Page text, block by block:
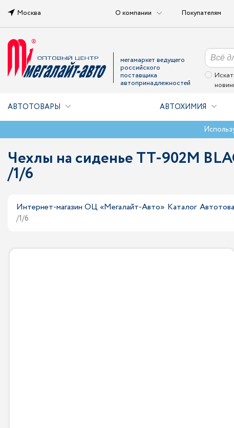
Москва О компании Покупателям
мегамаркет ведущего
российского
поставщика
автопринадлежностей
АВТОТОВАРЫ АВТОХИМИЯ
Чехлы на сиденье TT-902M
/1/6
Интернет-магазин ОЦ «Мегалайт-Авто» Каталог
/1/6